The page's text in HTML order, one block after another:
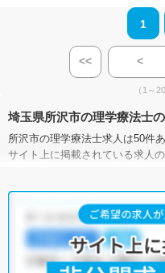
1
<< <
（1～
埼玉県所沢市の理学療法士
所沢市の理学療法士求人は50件
サイト上に掲載されている求人の
にお申し込み
所沢市の理学療法士求人では以
土日祝休・積極採用中・
クリニック・介護福祉施設・
・保育園 ・その他